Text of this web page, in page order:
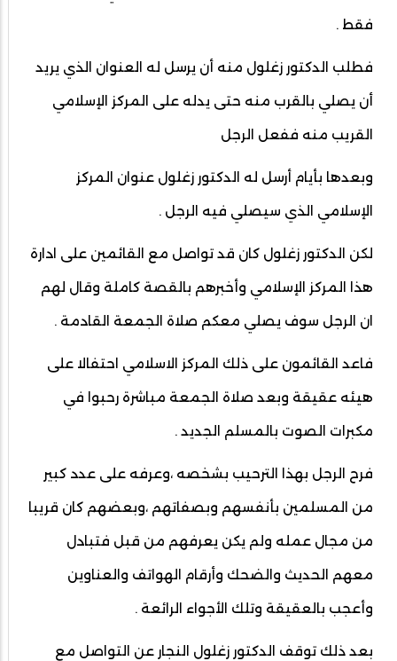
فقط .
فطلب الدكتور زغلول منه أن يرسل له العنوان الذي يريد
أن يصلي بالقرب منه حتى يدله على المركز الإسلامي
القريب منه ففعل الرجل
وبعدها بأيام أرسل له الدكتور زغلول عنوان المركز
الإسلامي الذي سيصلي فيه الرجل .
لكن الدكتور زغلول كان قد تواصل مع القائمين على ادارة
هذا المركز الإسلامي وأخبرهم بالقصة كاملة وقال لهم
ان الرجل سوف يصلي معكم صلاة الجمعة القادمة .
فاعد القائمون على ذلك المركز الاسلامي احتفالا على
هيئه عقيقة وبعد صلاة الجمعة مباشرة رحبوا في
مكبرات الصوت بالمسلم الجديد .
فرح الرجل بهذا الترحيب بشخصه ،وعرفه على عدد كبير
من المسلمين بأنفسهم وبصفاتهم ،وبعضهم كان قريبا
من مجال عمله ولم يكن يعرفهم من قبل فتبادل
معهم الحديث والضحك وأرقام الهواتف والعناوين
وأعجب بالعقيقة وتلك الأجواء الرائعة .
بعد ذلك توقف الدكتور زغلول النجار عن التواصل مع